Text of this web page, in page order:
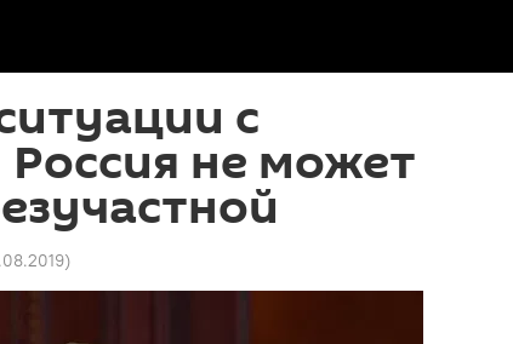
с
не может
)